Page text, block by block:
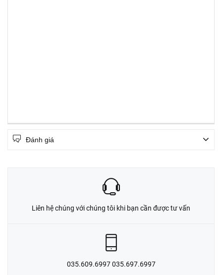
Đánh giá
Liên hệ chúng với chúng tôi khi bạn cần được tư vấn
035.609.6997 035.697.6997